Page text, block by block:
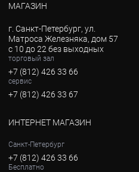
МАГАЗИН
г. Санкт-Петербург, ул.
Матроса Железняка, дом 57
с 10 до 22 без выходных
торговый зал
+7 (812) 426 33 66
сервис
+7 (812) 426 33 67
ИНТЕРНЕТ МАГАЗИН
Санкт-Петербург
+7 (812) 426 33 66
Бесплатно